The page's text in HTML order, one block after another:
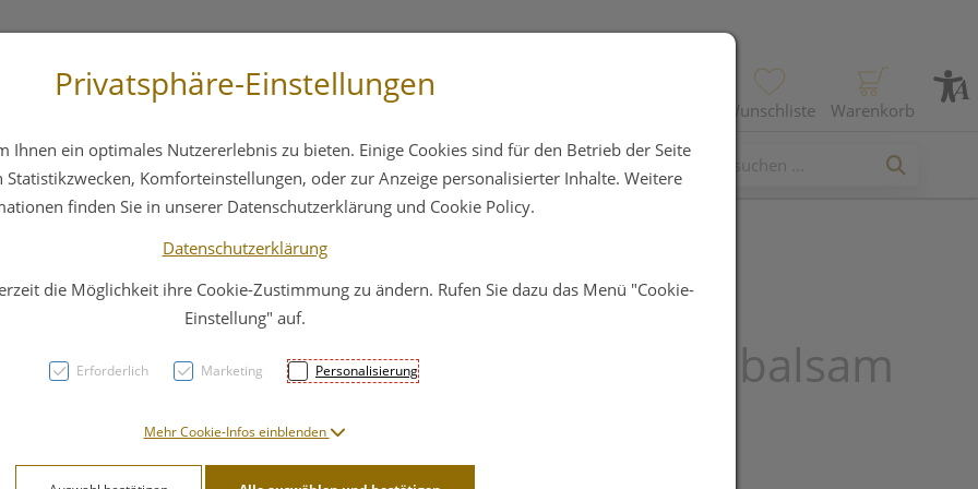
Wunschliste Warenkorb
Hautpflege Familie Nahrungsergänzung
AUBERG Meister
Engelwurz Nasenbalsam
13,– EUR
Privatsphäre-Einstellungen
Ihnen ein optimales Nutzererlebnis zu bieten. Einige Cookies sind für den Betrieb der Seite
Komforteinstellungen, oder zur Anzeige personalisierter Inhalte. Weitere
finden Sie in unserer Datenschutzerklärung und Cookie Policy.
Datenschutzerklärung
die Möglichkeit ihre Cookie-Zustimmung zu ändern. Rufen Sie dazu das Menü "Cookie-
Einstellung" auf.
Erforderlich Marketing Personalisierung
Mehr Cookie-Infos einblenden